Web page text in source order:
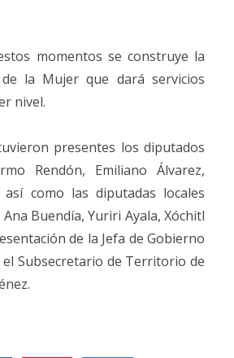
momentos se construye la
la Mujer que dará servicios
nivel.
presentes los diputados
Rendón, Emiliano Álvarez,
así como las diputadas locales
Buendía, Yuriri Ayala, Xóchitl
de la Jefa de Gobierno
Subsecretario de Territorio de